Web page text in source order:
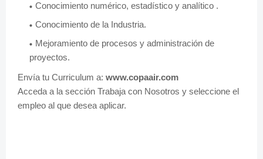
Conocimiento numérico, estadístico y analítico .
Conocimiento de la Industria.
Mejoramiento de procesos y administración de
proyectos.
Envía tu Curriculum a: www.copaair.com
Acceda a la sección Trabaja con Nosotros y seleccione el
empleo al que desea aplicar.